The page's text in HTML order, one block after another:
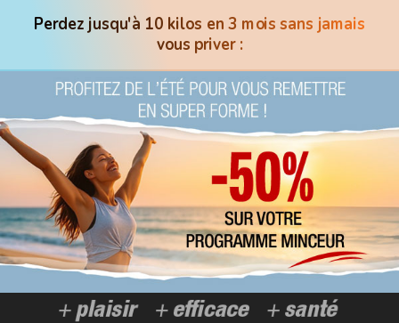
Perdez jusqu'à 10 kilos en 3 mois sans jamais
vous priver :